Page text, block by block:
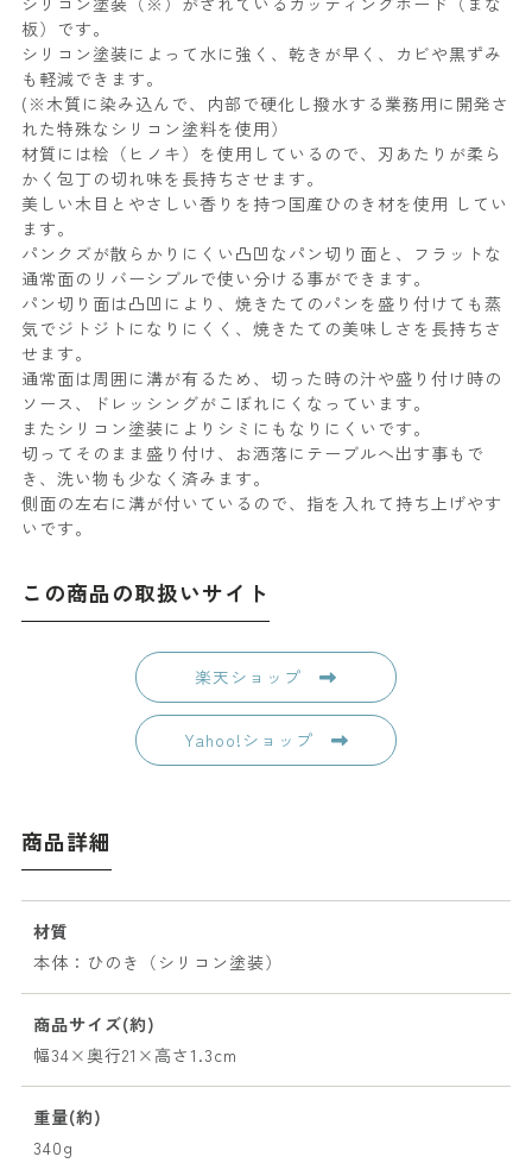
板）です。
シリコン塗装によって水に強く、乾きが早く、カビや黒ずみ
も軽減できます。
(※木質に染み込んで、内部で硬化し撥水する業務用に開発さ
れた特殊なシリコン塗料を使用）
材質には桧（ヒノキ）を使用しているので、刃あたりが柔ら
かく包丁の切れ味を長持ちさせます。
美しい木目とやさしい香りを持つ国産ひのき材を使用 してい
ます。
パンクズが散らかりにくい凸凹なパン切り面と、フラットな
通常面のリバーシブルで使い分ける事ができます。
パン切り面は凸凹により、焼きたてのパンを盛り付けても蒸
気でジトジトになりにくく、焼きたての美味しさを長持ちさ
せます。
通常面は周囲に溝が有るため、切った時の汁や盛り付け時の
ソース、ドレッシングがこぼれにくなっています。
またシリコン塗装によりシミにもなりにくいです。
切ってそのまま盛り付け、お洒落にテーブルへ出す事もで
き、洗い物も少なく済みます。
側面の左右に溝が付いているので、指を入れて持ち上げやす
いです。
この商品の取扱いサイト
楽天ショップ
Yahoo!ショップ
商品詳細
材質
本体：ひのき（シリコン塗装）
商品サイズ(約)
幅34×奥行21×高さ1.3cm
重量(約)
340g